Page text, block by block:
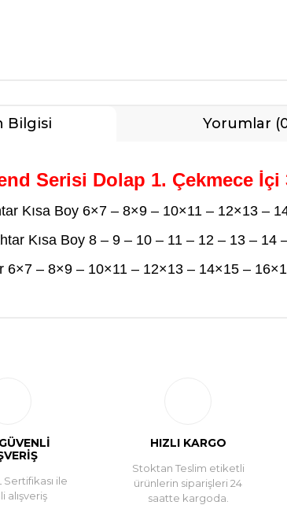
Bilgisi Yorumlar
Serisi Dolap 1. Çekmece İçi
Kısa Boy 6×7 – 8×9 – 10×11 – 12×13 –
Kısa Boy 8 – 9 – 10 – 11 – 12 – 13 – 14
6×7 – 8×9 – 10×11 – 12×13 – 14×15 –
Sertifikası ile
alışveriş
HIZLI KARGO
Stoktan Teslim etiketli
ürünlerin siparişleri 24
saatte kargoda.